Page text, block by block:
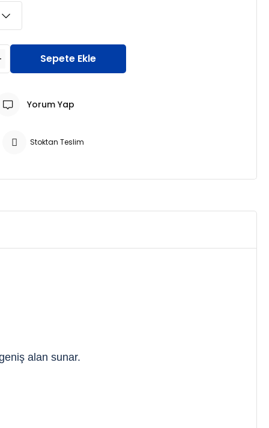
Sepete Ekle
Yorum Yap
Stoktan Teslim
alan sunar.